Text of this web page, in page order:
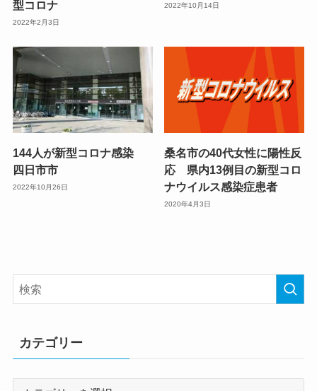
型コロナ
2022年2月3日
2022年10月14日
144人が新型コロナ感染
四日市市
2022年10月26日
桑名市の40代女性に陽性反
応 県内13例目の新型コロ
ナウイルス感染症患者
2020年4月3日
カテゴリー